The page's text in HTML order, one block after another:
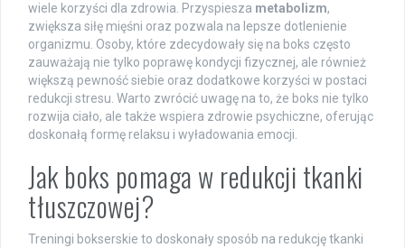
wiele korzyści dla zdrowia. Przyspiesza metabolizm,
zwiększa siłę mięśni oraz pozwala na lepsze dotlenienie
organizmu. Osoby, które zdecydowały się na boks często
zauważają nie tylko poprawę kondycji fizycznej, ale również
większą pewność siebie oraz dodatkowe korzyści w postaci
redukcji stresu. Warto zwrócić uwagę na to, że boks nie tylko
rozwija ciało, ale także wspiera zdrowie psychiczne, oferując
doskonałą formę relaksu i wyładowania emocji.
Jak boks pomaga w redukcji tkanki
tłuszczowej?
Treningi bokserskie to doskonały sposób na redukcję tkanki